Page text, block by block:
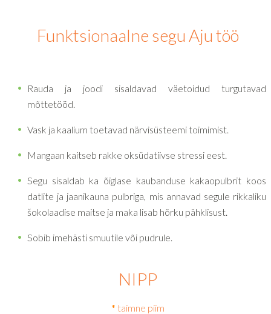
Funktsionaalne segu Aju töö
Rauda ja joodi sisaldavad väetoidud turgutavad
mõttetööd.
Vask ja kaalium toetavad närvisüsteemi toimimist.
Mangaan kaitseb rakke oksüdatiivse stressi eest.
Segu sisaldab ka õiglase kaubanduse kakaopulbrit koos
datlite ja jaanikauna pulbriga, mis annavad segule rikkaliku
šokolaadise maitse ja maka lisab hõrku pähklisust.
Sobib imehästi smuutile või pudrule.
NIPP
* taimne piim